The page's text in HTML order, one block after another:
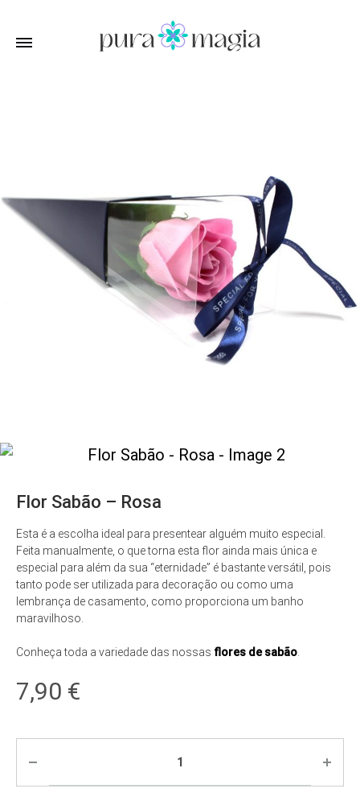
Flor Sabão – Rosa
Esta é a escolha ideal para presentear alguém muito especial.
Feita manualmente, o que torna esta flor ainda mais única e
especial para além da sua “eternidade” é bastante versátil, pois
tanto pode ser utilizada para decoração ou como uma
lembrança de casamento, como proporciona um banho
maravilhoso.
Conheça toda a variedade das nossas flores de sabão
7,90 €